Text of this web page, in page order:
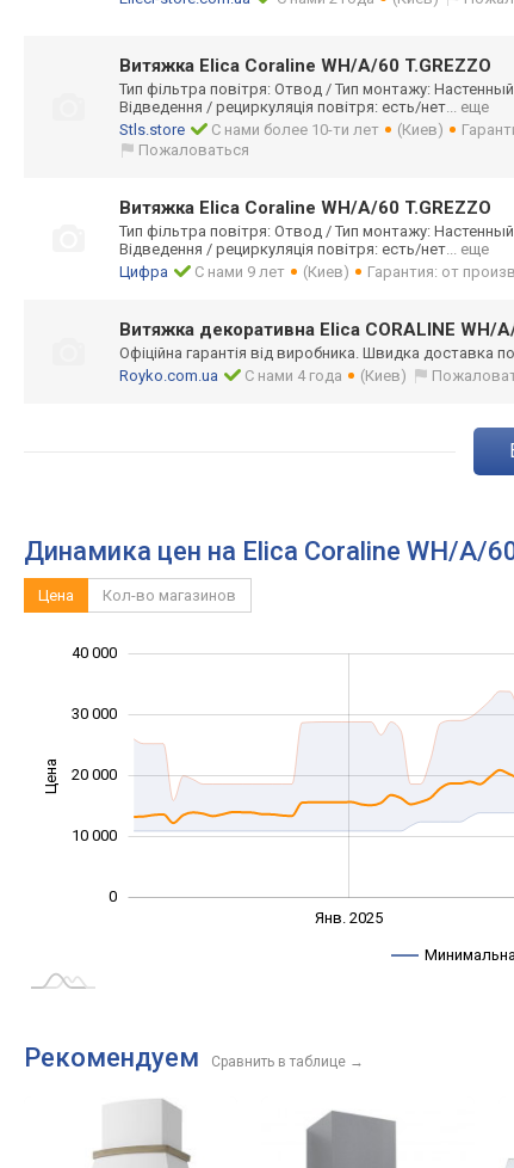
Витяжка Elica Coraline WH/A/60 T.GREZZO
Тип фільтра повітря: Отвод / Тип монтажу:
Відведення / рециркуляція повітря: есть/нет... еще
Stls.store
С нами более 10-ти лет (Киев)
Пожаловаться
Витяжка Elica Coraline WH/A/60 T.GREZZO
Тип фільтра повітря: Отвод / Тип монтажу:
Відведення / рециркуляція повітря: есть/нет... еще
Цифра
С нами 9 лет (Киев) Гарантия: от
Витяжка декоративна Elica CORALINE WH/
Офіційна гарантія від виробника. Швидка доставка по
Royko.com.ua
С нами 4 года (Киев)
Динамика цен на Elica Coraline WH/A/
Цена Кол-во магазинов
Цена 10 000
0
10 000
20 000
30 000
40 000
Янв. 2025
Рекомендуем Сравнить в таблице →